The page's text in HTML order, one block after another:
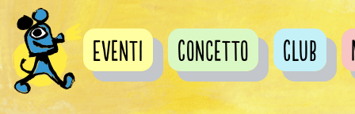
Eventi Concetto Club